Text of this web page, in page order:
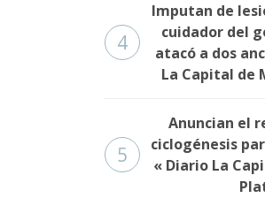
4
Imputan de
cuidador del
atacó a dos
La Capital de
5
Anuncian el
ciclogénesis
« Diario La